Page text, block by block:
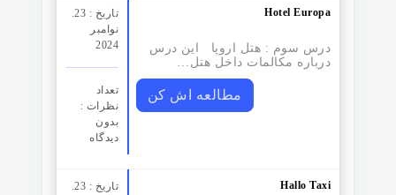
تاریخ : 23.
نوامبر
2024
تعداد
نظرات‌ :
بدون
دیدگاه
Hotel Europa
درس سوم :‌ هتل اروپا این درس
درباره مکالمات داخل هتل…
مطالعه اش کن
تاریخ : 23.
Hallo Taxi